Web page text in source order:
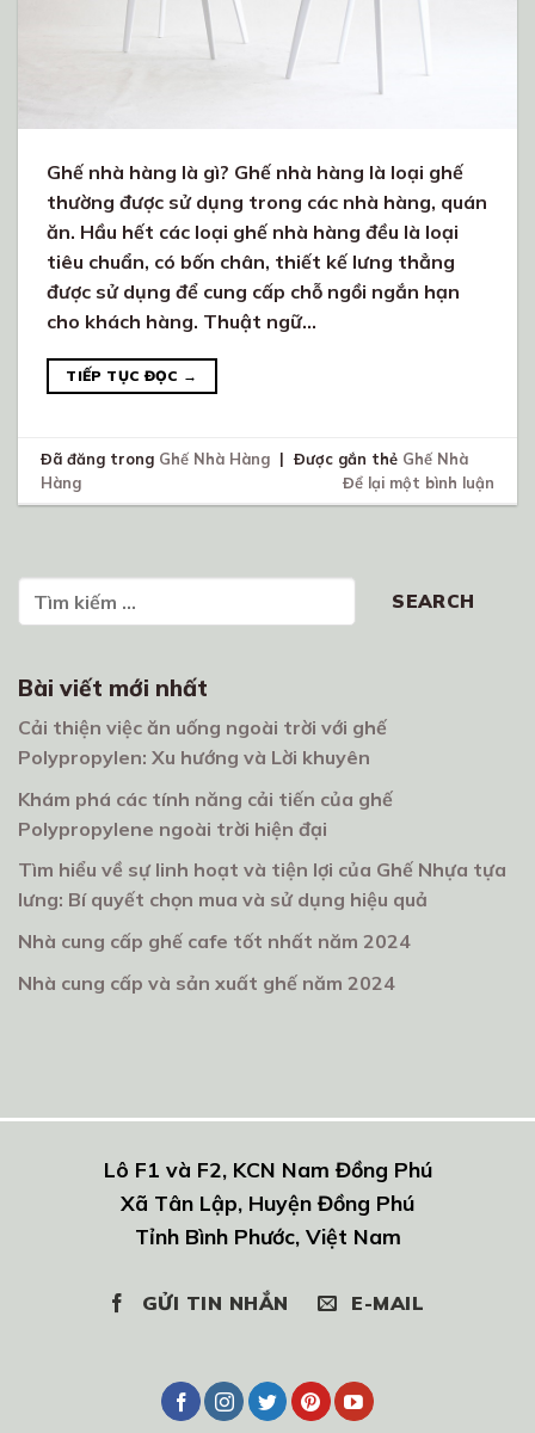
Ghế nhà hàng là gì? Ghế nhà hàng là loại ghế
thường được sử dụng trong các nhà hàng, quán
ăn. Hầu hết các loại ghế nhà hàng đều là loại
tiêu chuẩn, có bốn chân, thiết kế lưng thẳng
được sử dụng để cung cấp chỗ ngồi ngắn hạn
cho khách hàng. Thuật ngữ…
TIẾP TỤC ĐỌC →
Đã đăng trong Ghế Nhà Hàng | Được gắn thẻ Ghế Nhà
Hàng
Để lại một bình luận
SEARCH
Bài viết mới nhất
Cải thiện việc ăn uống ngoài trời với ghế
Polypropylen: Xu hướng và Lời khuyên
Khám phá các tính năng cải tiến của ghế
Polypropylene ngoài trời hiện đại
Tìm hiểu về sự linh hoạt và tiện lợi của Ghế Nhựa tựa
lưng: Bí quyết chọn mua và sử dụng hiệu quả
Nhà cung cấp ghế cafe tốt nhất năm 2024
Nhà cung cấp và sản xuất ghế năm 2024
Lô F1 và F2, KCN Nam Đồng Phú
Xã Tân Lập, Huyện Đồng Phú
Tỉnh Bình Phước, Việt Nam
GỬI TIN NHẮN E-MAIL